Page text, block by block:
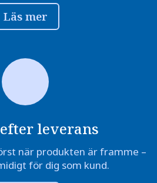
Läs mer
leverans
när produkten är framme –
för dig som kund.